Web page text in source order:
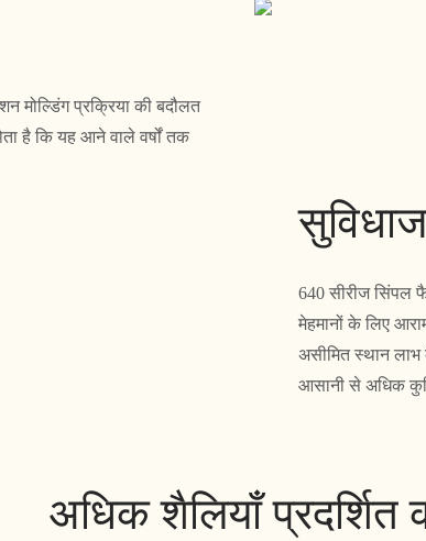
मोल्डिंग प्रक्रिया की बदौलत
है कि यह आने वाले वर्षों तक
640 सीरीज सिंपल
मेहमानों के लिए
असीमित स्थान
आसानी से अधिक
अधिक शैलियाँ प्रदर्शित